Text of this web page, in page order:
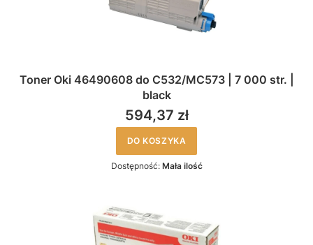
Toner Oki 46490608 do C532/MC573 | 7 000 str. |
black
594,37 zł
DO KOSZYKA
Dostępność: Mała ilość